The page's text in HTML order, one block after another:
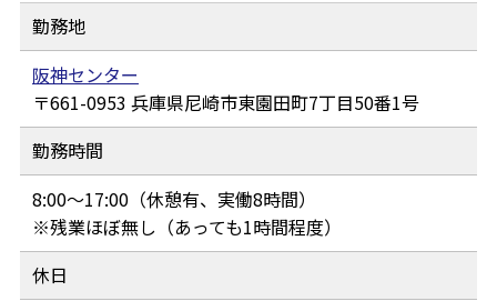
勤務地
阪神センター
661-0953 兵庫県尼崎市東園田町7丁目50番1号
勤務時間
8:00～17:00（休憩有、実働8時間）
※残業ほぼ無し（あっても1時間程度）
休日